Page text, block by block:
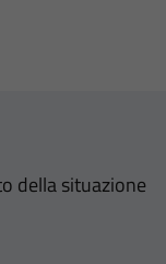
della situazione